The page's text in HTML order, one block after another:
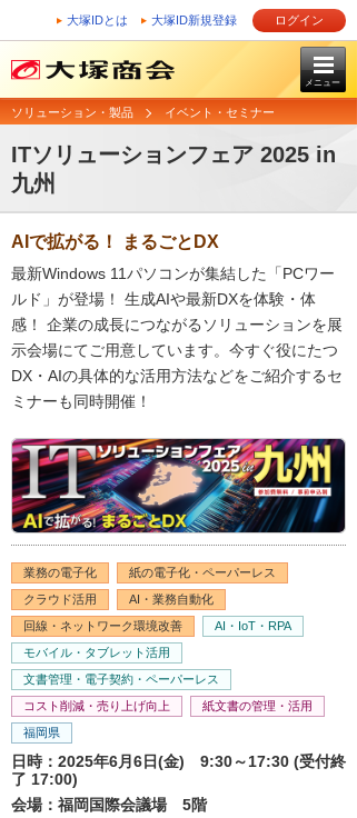
大塚IDとは 大塚ID新規登録 ログイン
メニュー
ソリューション・製品 イベント・セミナー
ITソリューションフェア 2025 in
九州
AIで拡がる！ まるごとDX
最新Windows 11パソコンが集結した「PCワー
ルド」が登場！ 生成AIや最新DXを体験・体
感！ 企業の成長につながるソリューションを展
示会場にてご用意しています。今すぐ役にたつ
DX・AIの具体的な活用方法などをご紹介するセ
ミナーも同時開催！
業務の電子化
紙の電子化・ペーパーレス
クラウド活用
AI・業務自動化
回線・ネットワーク環境改善
AI・IoT・RPA
モバイル・タブレット活用
文書管理・電子契約・ペーパーレス
コスト削減・売り上げ向上
紙文書の管理・活用
福岡県
日時：2025年6月6日(金) 9:30～17:30 (受付終
了 17:00)
会場：福岡国際会議場 5階